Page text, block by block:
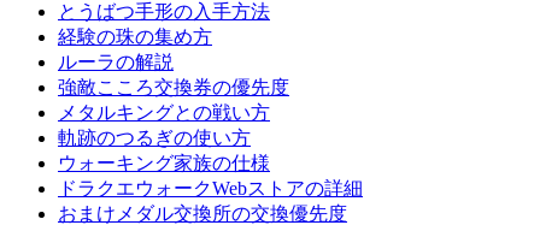
とうばつ手形の入手方法
経験の珠の集め方
ルーラの解説
強敵こころ交換券の優先度
メタルキングとの戦い方
軌跡のつるぎの使い方
ウォーキング家族の仕様
ドラクエウォークWebストアの詳細
おまけメダル交換所の交換優先度